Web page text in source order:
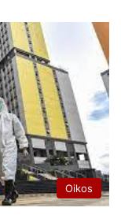
Oikos